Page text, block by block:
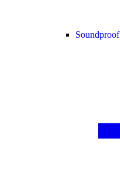
Soundproof